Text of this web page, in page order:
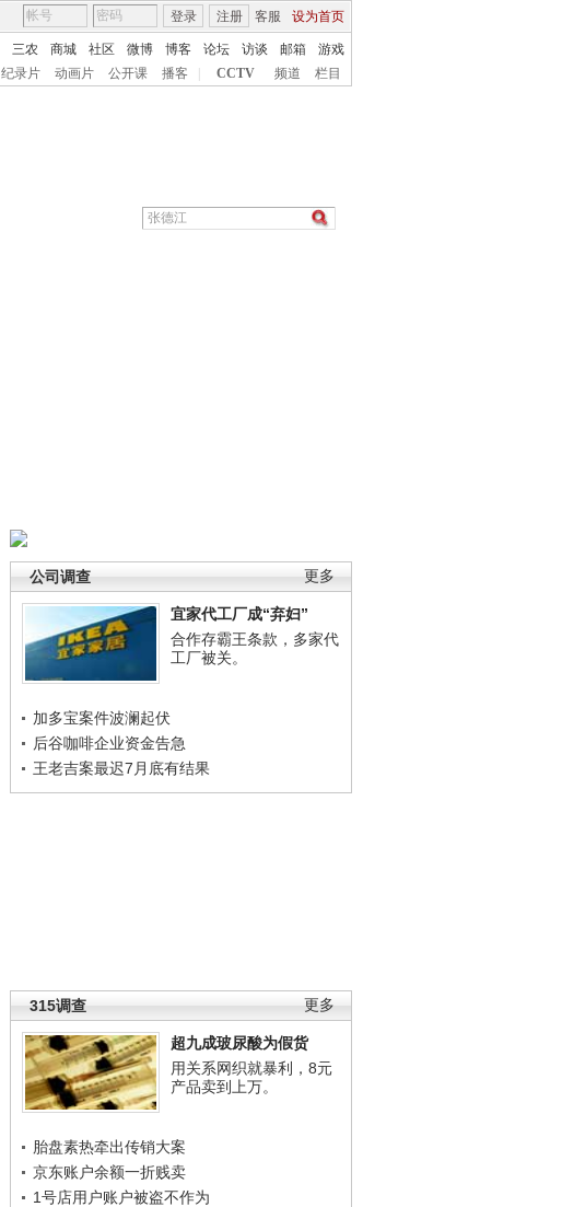
客服 设为首页
登录 注册
三农 商城 社区 微博 博客 论坛 访谈 邮箱
游戏
纪录片 动画片 公开课 播客 CCTV 频道 栏目
更多
公司调查
宜家代工厂成“弃妇”
合作存霸王条款，多家代
工厂被关。
加多宝案件波澜起伏
后谷咖啡企业资金告急
王老吉案最迟7月底有结果
更多
315调查
超九成玻尿酸为假货
用关系网织就暴利，8元
产品卖到上万。
胎盘素热牵出传销大案
京东账户余额一折贱卖
1号店用户账户被盗不作为